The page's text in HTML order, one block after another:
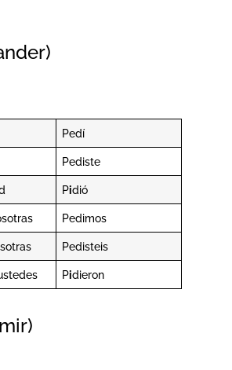
Pedí
Pediste
Pidió
Pedimos
Pedisteis
Pidieron